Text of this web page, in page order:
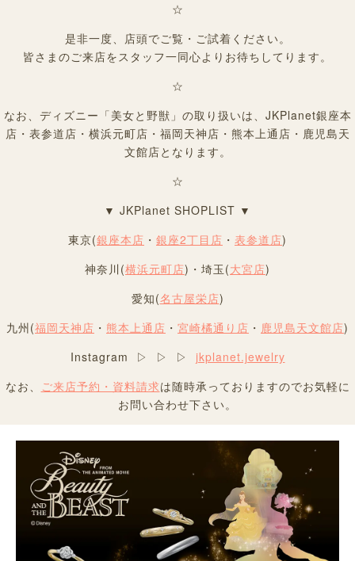
☆
是非一度、店頭でご覧・ご試着ください。
皆さまのご来店をスタッフ一同心よりお待ちしてります。
☆
なお、ディズニー「美女と野獣」の取り扱いは、JKPlanet銀座本
店・表参道店・横浜元町店・福岡天神店・熊本上通店・鹿児島天
文館店となります。
☆
▼ JKPlanet SHOPLIST ▼
東京(銀座本店 ・ 銀座2丁目店 ・ 表参道店)
神奈川(横浜元町店)・埼玉(大宮店)
愛知(名古屋栄店)
九州(福岡天神店 ・ 熊本上通店 ・ 宮崎橘通り店 ・ 鹿児島天文館店)
Instagram ▷ ▷ ▷ jkplanet.jewelry
なお、
ご来店予約・資料請求は随時承っておりますのでお気軽に
お問い合わせ下さい。